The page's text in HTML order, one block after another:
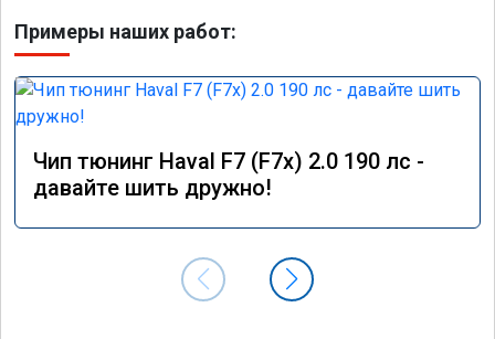
Примеры наших работ:
Чип тюнинг Haval F7 (F7x) 2.0 190 лс -
давайте шить дружно!